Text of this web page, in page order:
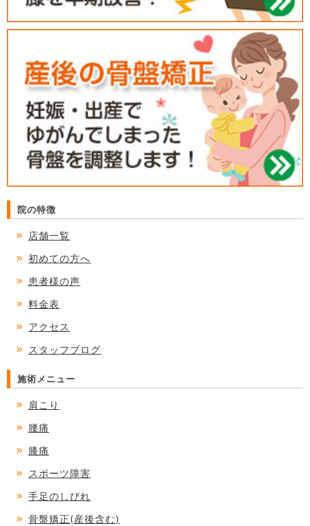
院の特徴
店舗一覧
初めての方へ
患者様の声
料金表
アクセス
スタッフブログ
施術メニュー
肩こり
腰痛
膝痛
スポーツ障害
手足のしびれ
骨盤矯正(産後含む)